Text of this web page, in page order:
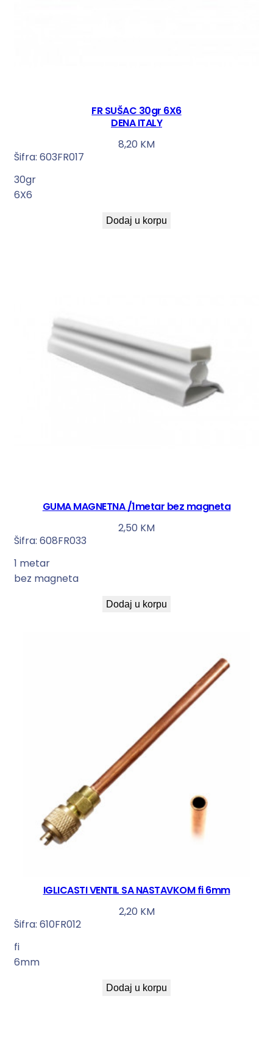
FR SUŠAC 30gr 6X6
DENA ITALY
8,20 KM
Šifra: 603FR017
30gr
6X6
Dodaj u korpu
GUMA MAGNETNA /1metar bez magneta
2,50 KM
Šifra: 608FR033
1 metar
bez magneta
Dodaj u korpu
IGLICASTI VENTIL SA NASTAVKOM fi 6mm
2,20 KM
Šifra: 610FR012
fi
6mm
Dodaj u korpu